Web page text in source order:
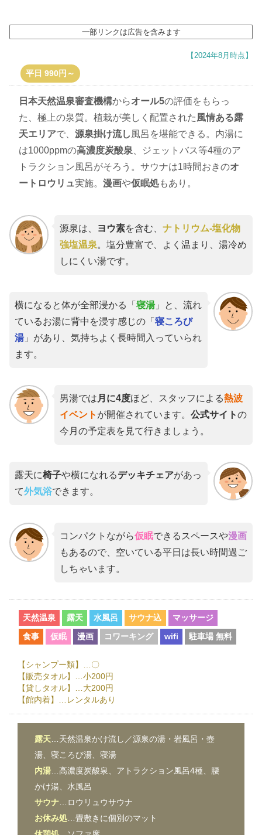
一部リンクは広告を含みます
【2024年8月時点】
平日 990円～
日本天然温泉審査機構からオール5の評価をもらっ
た、極上の泉質。植栽が美しく配置された風情ある露
天エリアで、 源泉掛け流し風呂を堪能できる。内湯に
は1000ppmの高濃度炭酸泉、ジェットバス等4種のア
トラクション風呂がそろう。サウナは1時間おきのオ
ートロウリュ実施。 漫画や仮眠処もあり。
源泉は、 ヨウ素を含む、 ナトリウム-塩化物
強塩温泉。塩分豊富で、よく温まり、湯冷め
しにくい湯です。
横になると体が全部浸かる「 寝湯」と、流れ
ているお湯に背中を浸す感じの「 寝ころび
湯」があり、気持ちよく長時間入っていられ
ます。
男湯では 月に4度ほど、スタッフによる熱波
イベント が開催されています。 公式サイトの
今月の予定表を見て行きましょう。
露天に椅子や横になれるデッキチェアがあっ
て外気浴できます。
コンパクトながら仮眠できるスペースや漫画
もあるので、空いている平日は長い時間過ご
しちゃいます。
天然温泉 露天 水風呂 サウナ込 マッサージ
食事 仮眠 漫画 コワーキング wifi 駐車場 無料
【シャンプー類】…〇
【販売タオル】…小200円
【貸しタオル】…大200円
【館内着】…レンタルあり
露天 …天然温泉かけ流し／源泉の湯・岩風呂・壺
湯、寝ころび湯、寝湯
内湯 …高濃度炭酸泉、アトラクション風呂4種、腰
かけ湯、水風呂
サウナ …ロウリュウサウナ
お休み処 …畳敷きに個別のマット